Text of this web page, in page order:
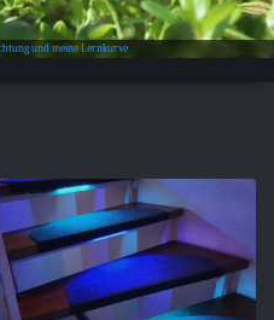
und meine Lernkurve